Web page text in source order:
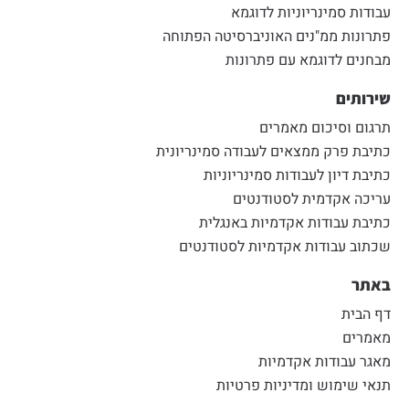
עבודות סמינריוניות לדוגמא
פתרונות ממ"נים האוניברסיטה הפתוחה
מבחנים לדוגמא עם פתרונות
שירותים
תרגום וסיכום מאמרים
כתיבת פרק ממצאים לעבודה סמינריונית
כתיבת דיון לעבודות סמינריוניות
עריכה אקדמית לסטודנטים
כתיבת עבודות אקדמיות באנגלית
שכתוב עבודות אקדמיות לסטודנטים
באתר
דף הבית
מאמרים
מאגר עבודות אקדמיות
תנאי שימוש ומדיניות פרטיות